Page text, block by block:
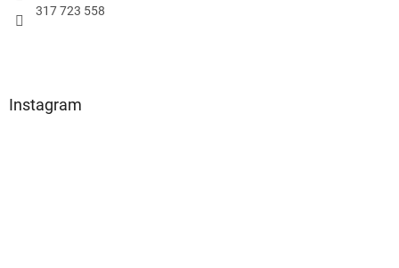
317 723 558
Instagram